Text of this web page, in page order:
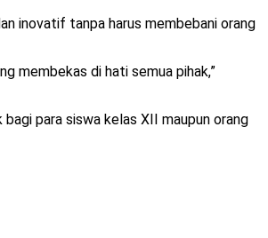
inovatif tanpa harus membebani orang
membekas di hati semua pihak,”
para siswa kelas XII maupun orang